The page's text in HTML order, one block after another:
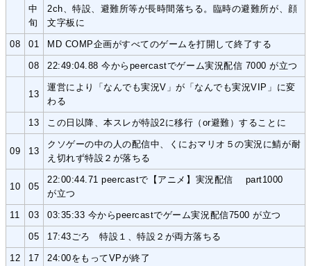
中
旬
2ch、特設、避難所等が長時間落ちる。臨時の避難所が、顔
文字板に
08 01 MD COMP企画がすべてのゲームを打開して終了する
08 22:49:04.88 今からpeercastでゲーム実況配信 7000 が立つ
13
運営により「なんでも実況V」が「なんでも実況VIP」に変
わる
13 この日以降、本スレが特設2に移行（or避難）することに
09 13
クソゲーの中の人の配信中、くにおマリオ５の実況に鯖が耐
え切れず特設２が落ちる
10 05
22:00:44.71 peercastで【アニメ】実況配信 part1000
が立つ
11 03 03:35:33 今からpeercastでゲーム実況配信7500 が立つ
05 17:43ごろ 特設１、特設２が両方落ちる
12 17 24:00をもってVPが終了